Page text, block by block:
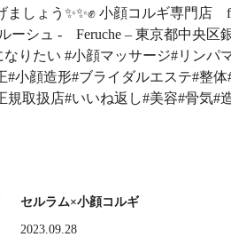
ましょう✨✨✊ 小顔コルギ専門
ーシュ - Feruche – 東京都中央区
りたい #小顔マッサージ#リン
#小顔造形#ブライダルエステ#整
取扱店#いいね返し#美容#骨気#
セルラム×小顔コルギ
2023.09.28